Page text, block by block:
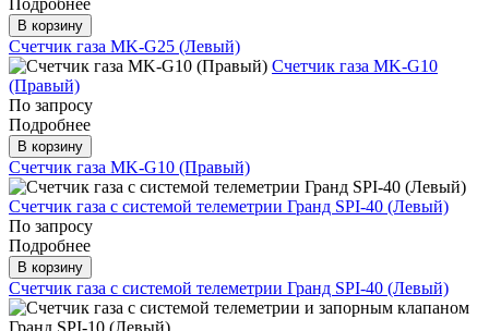
Подробнее
В корзину
Счетчик газа МK-G25 (Левый)
Счетчик газа МK-G10
(Правый)
По запросу
Подробнее
В корзину
Счетчик газа МK-G10 (Правый)
Счетчик газа с системой телеметрии Гранд SPI-40 (Левый)
По запросу
Подробнее
В корзину
Счетчик газа с системой телеметрии Гранд SPI-40 (Левый)